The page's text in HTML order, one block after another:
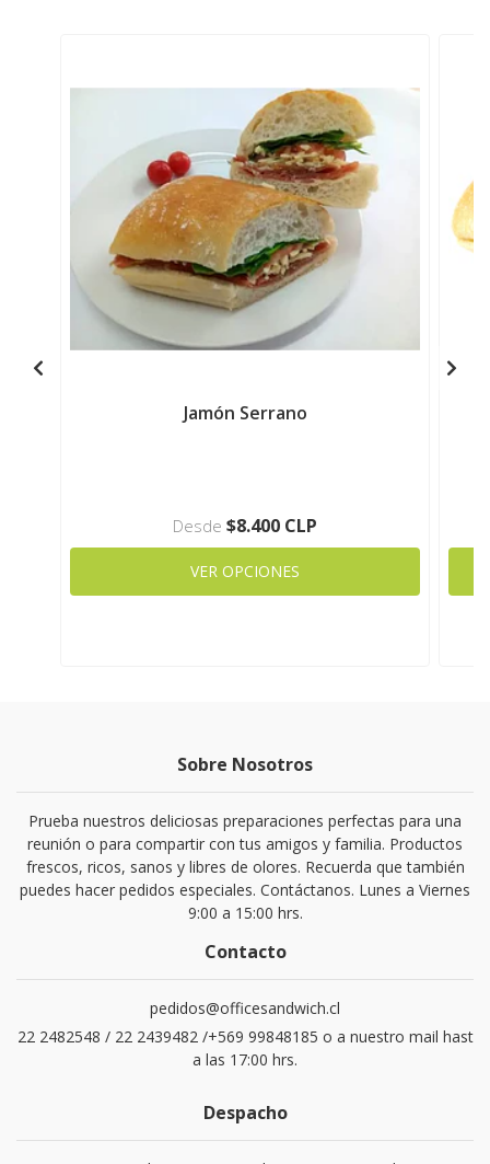
Jamón Serrano
Desde $8.400 CLP
VER OPCIONES
Sobre Nosotros
Prueba nuestros deliciosas preparaciones perfectas para una
reunión o para compartir con tus amigos y familia. Productos
frescos, ricos, sanos y libres de olores. Recuerda que también
puedes hacer pedidos especiales. Contáctanos. Lunes a Viernes
9:00 a 15:00 hrs.
Contacto
pedidos@officesandwich.cl
22 2482548 / 22 2439482 /+569 99848185 o a nuestro mail hast
a las 17:00 hrs.
Despacho